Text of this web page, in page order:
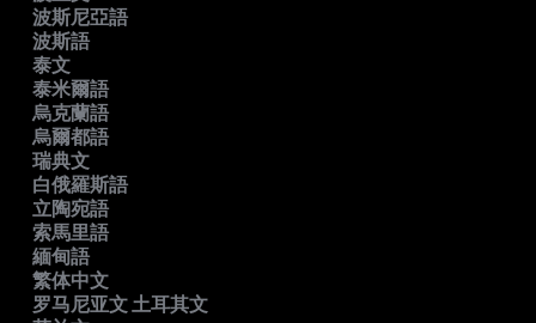
波斯尼亞語
波斯語
泰文
泰米爾語
烏克蘭語
烏爾都語
瑞典文
白俄羅斯語
立陶宛語
索馬里語
緬甸語
繁体中文
罗马尼亚文 土耳其文